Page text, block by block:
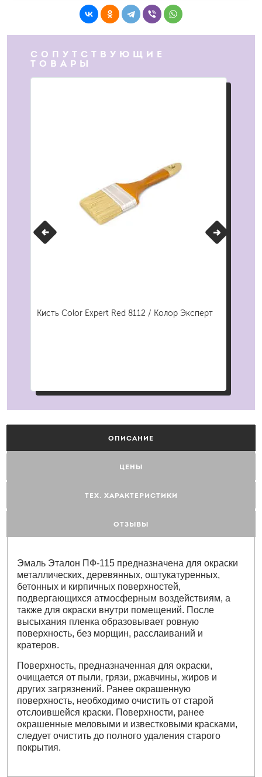
СОПУТСТВУЮЩИЕ
ТОВАРЫ
Кисть Color Expert Red 8112 / Колор Эксперт
ОПИСАНИЕ
ЦЕНЫ
ТЕХ. ХАРАКТЕРИСТИКИ
ОТЗЫВЫ
Эмаль Эталон ПФ-115 предназначена для окраски
металлических, деревянных, оштукатуренных,
бетонных и кирпичных поверхностей,
подвергающихся атмосферным воздействиям, а
также для окраски внутри помещений. После
высыхания пленка образовывает ровную
поверхность, без морщин, расслаиваний и
кратеров.
Поверхность, предназначенная для окраски,
очищается от пыли, грязи, ржавчины, жиров и
других загрязнений. Ранее окрашенную
поверхность, необходимо очистить от старой
отслоившейся краски. Поверхности, ранее
окрашенные меловыми и известковыми красками,
следует очистить до полного удаления старого
покрытия.